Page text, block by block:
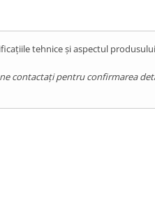
tehnice și aspectul
contactați pentru confirmarea